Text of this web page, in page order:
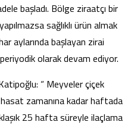
başladı. Bölge ziraatçı bir
sağlıklı ürün almak
aylarında başlayan zirai
olarak devam ediyor.
“ Meyveler çiçek
zamanına kadar haftada
25 hafta süreyle ilaçlama